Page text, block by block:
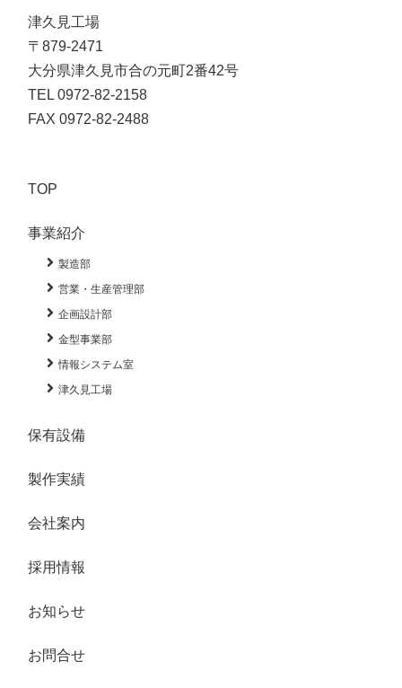
津久見工場
〒879-2471
大分県津久見市合の元町2番42号
TEL 0972-82-2158
FAX 0972-82-2488
TOP
事業紹介
製造部
営業・生産管理部
企画設計部
金型事業部
情報システム室
津久見工場
保有設備
製作実績
会社案内
採用情報
お知らせ
お問合せ